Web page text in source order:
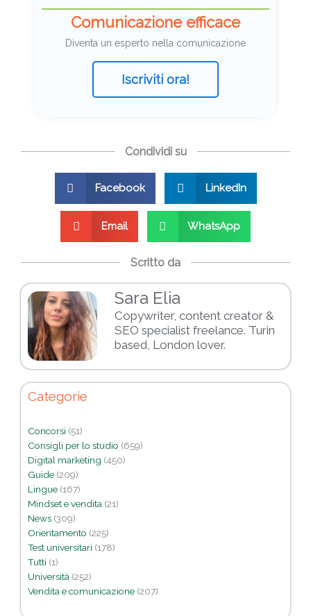
Comunicazione efficace
Diventa un esperto nella comunicazione
Iscriviti ora!
Condividi su
Facebook LinkedIn
Email WhatsApp
Scritto da
Sara Elia
Copywriter, content creator &
SEO specialist freelance. Turin
based, London lover.
Categorie
Concorsi (51)
Consigli per lo studio (659)
Digital marketing (450)
Guide (209)
Lingue (167)
Mindset e vendita (21)
News (309)
Orientamento (225)
Test universitari (178)
Tutti (1)
Università (252)
Vendita e comunicazione (207)